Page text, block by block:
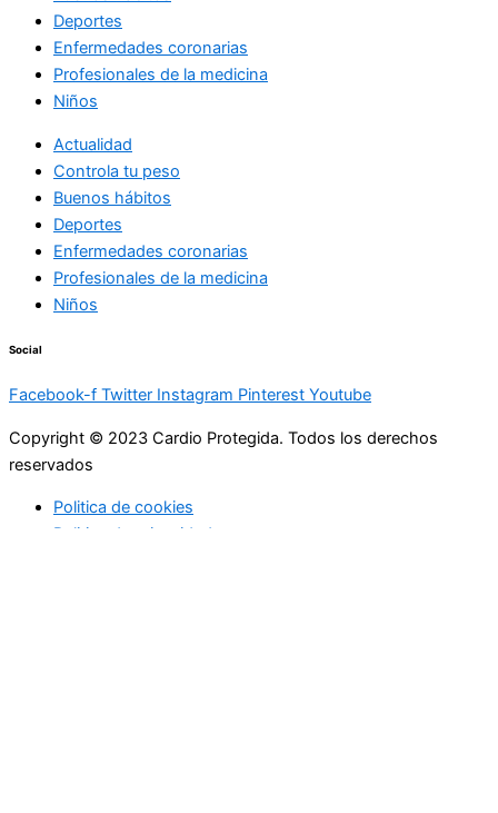
Deportes
Enfermedades coronarias
Profesionales de la medicina
Niños
Actualidad
Controla tu peso
Buenos hábitos
Deportes
Enfermedades coronarias
Profesionales de la medicina
Niños
Social
Facebook-f Twitter Instagram Pinterest Youtube
Copyright © 2023 Cardio Protegida. Todos los derechos
reservados
Politica de cookies
Politica de privacidad